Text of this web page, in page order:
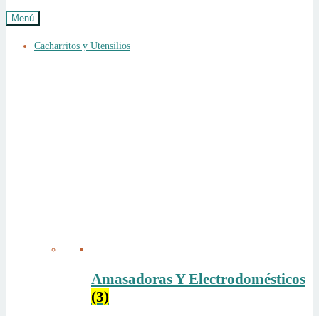
Menú
Cacharritos y Utensilios
Amasadoras Y Electrodomésticos
(3)